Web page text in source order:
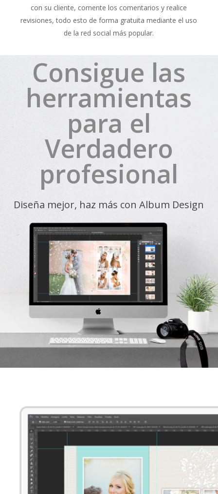
con su cliente, comente los comentarios y realice
revisiones, todo esto de forma gratuita mediante el uso
de la red social más popular.
Consigue las
herramientas
para el
Verdadero
profesional
Diseña mejor, haz más con Album Design